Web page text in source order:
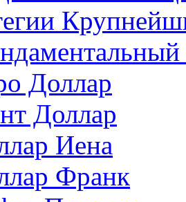
Доллар
Доллар
Иена
Франк